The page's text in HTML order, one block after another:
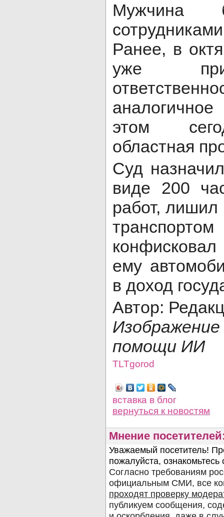
Мужчина
Ранее, в
уже
этом
областная
Суд
виде 200
работ, лишил
ему
в доход
Автор:
помощи ИИ
TLTgorod
вставка в блог
вернуться к новостям
Мнение